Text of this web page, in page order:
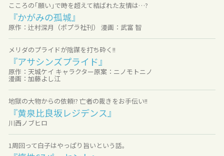
こころの｢願い｣で時を超えて結ばれた友情は…?
『かがみの孤城』
原作：辻村深月（ポプラ社刊） 漫画：武富 智
メリダのプライドが陰謀を打ち砕く!!
『アサシンズプライド』
原作：天城ケイ キャラクター原案：ニノモトニノ
漫画：加藤よし江
地獄の大物からの依頼!? 亡者の裁きをお手伝い!!
『黄泉比良坂レジデンス』
川西ノブヒロ
1周回って白子はやっぱり旨いという話。